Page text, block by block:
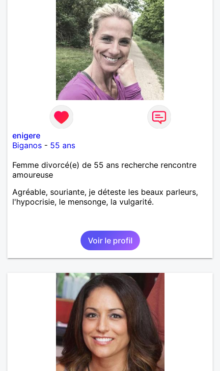
enigere
Biganos - 55 ans
Femme divorcé(e) de 55 ans recherche rencontre
amoureuse
Agréable, souriante, je déteste les beaux parleurs,
l'hypocrisie, le mensonge, la vulgarité.
Voir le profil